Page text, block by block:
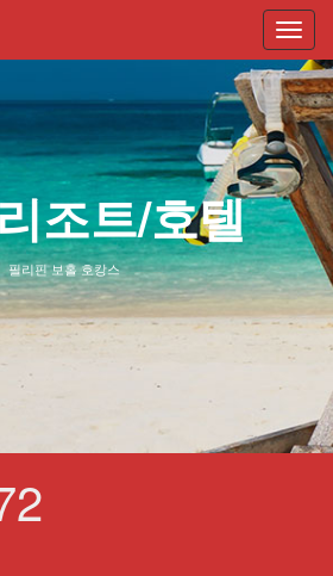
조트/호텔
필리핀 보홀 호캉스